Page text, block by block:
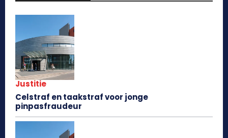
Justitie
Celstraf en taakstraf voor jonge
pinpasfraudeur